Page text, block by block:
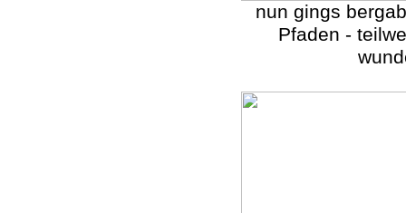
nun gings
Pfaden -